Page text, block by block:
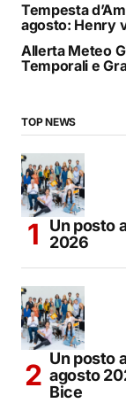
Tempesta
agosto: Henry
Allerta Meteo
Temporali e
TOP NEWS
Un posto
2026
Un posto
agosto
Bice